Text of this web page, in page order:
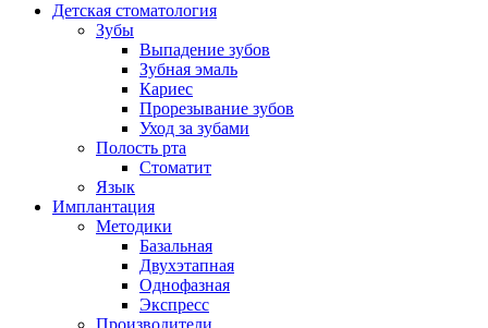
Детская стоматология
Зубы
Выпадение зубов
Зубная эмаль
Кариес
Прорезывание зубов
Уход за зубами
Полость рта
Стоматит
Язык
Имплантация
Методики
Базальная
Двухэтапная
Однофазная
Экспресс
Производители